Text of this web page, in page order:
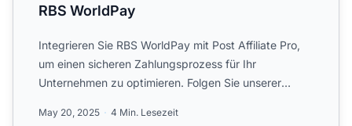
RBS WorldPay
Integrieren Sie RBS WorldPay mit Post Affiliate Pro,
um einen sicheren Zahlungsprozess für Ihr
Unternehmen zu optimieren. Folgen Sie unserer
May 20, 2025 4 Min. Lesezeit